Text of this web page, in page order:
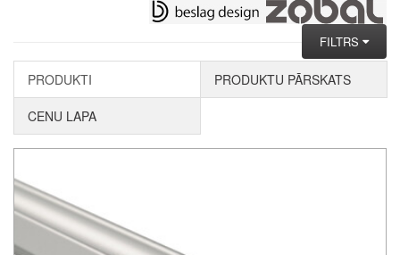
FILTRS
PRODUKTI PRODUKTU PĀRSKATS
CENU LAPA